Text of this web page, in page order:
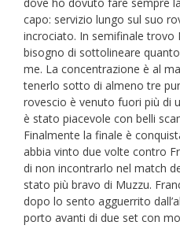
capo: servizio lungo sul suo
incrociato. In semifinale trovo
bisogno di sottolineare
me. La concentrazione è al
tenerlo sotto di almeno tre
rovescio è venuto fuori più di
è stato piacevole con belli
Finalmente la finale è
abbia vinto due volte contro
di non incontrarlo nel match
stato più bravo di Muzzu.
dopo lo sento agguerrito
porto avanti di due set con